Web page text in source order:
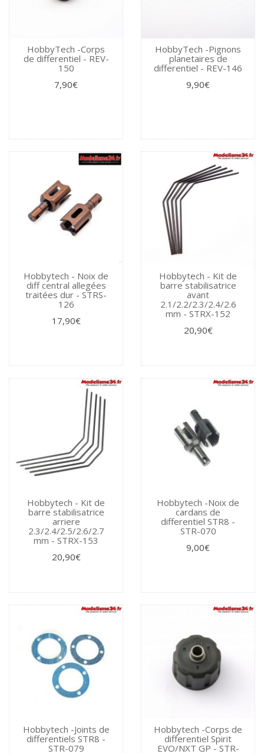
HobbyTech -Corps
de differentiel - REV-
150
7,90€
HobbyTech -Pignons
planetaires de
differentiel - REV-146
9,90€
Hobbytech - Noix de
diff central allegées
traitées dur - STRS-
126
17,90€
Hobbytech - Kit de
barre stabilisatrice
avant
2.1/2.2/2.3/2.4/2.6
mm - STRX-152
20,90€
Hobbytech - Kit de
barre stabilisatrice
arriere
2.3/2.4/2.5/2.6/2.7
mm - STRX-153
20,90€
Hobbytech -Noix de
cardans de
differentiel STR8 -
STR-070
9,00€
Hobbytech -Joints de
differentiels STR8 -
STR-079
Hobbytech -Corps de
differentiel Spirit
EVO/NXT GP - STR-